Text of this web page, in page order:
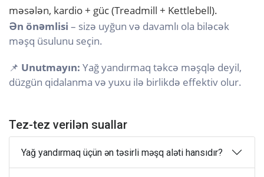
məsələn, kardio + güc (Treadmill + Kettlebell).
Ən önəmlisi – sizə uyğun və davamlı ola biləcək
məşq üsulunu seçin.
📌 Unutmayın: Yağ yandırmaq təkcə məşqlə deyil,
düzgün qidalanma və yuxu ilə birlikdə effektiv olur.
Tez-tez verilən suallar
Yağ yandırmaq üçün ən təsirli məşq aləti hansıdır?